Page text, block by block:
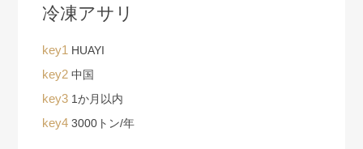
冷凍アサリ
key1 HUAYI
key2中国
key3 1か月以内
key43000トン/年